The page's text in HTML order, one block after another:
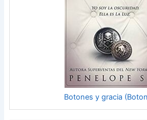
Botones y gracia